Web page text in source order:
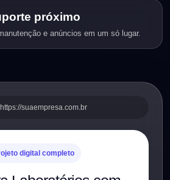
próximo
e anúncios em um só lugar.
https://suaempresa.com.br
digital completo